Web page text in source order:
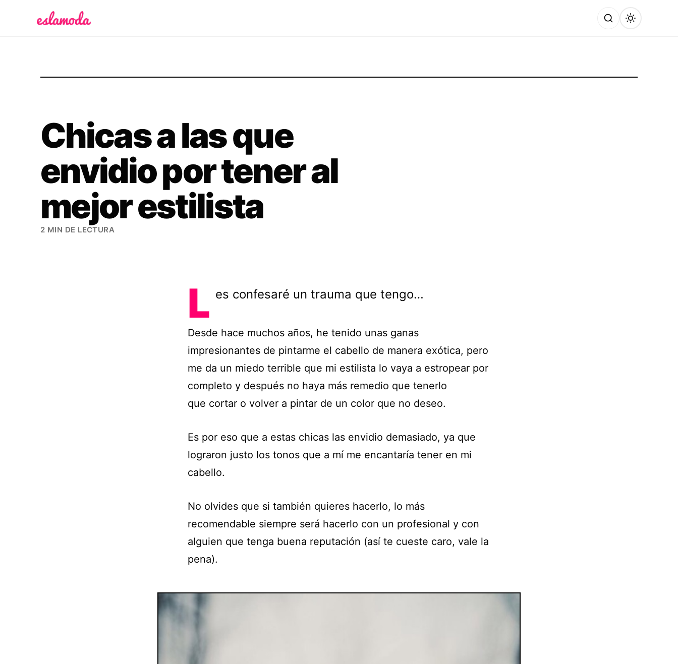
Chicas a las que
envidio por tener al
mejor estilista
2 MIN DE LECTURA
L es confesaré un trauma que tengo…
Desde hace muchos años, he tenido unas ganas
impresionantes de pintarme el cabello de manera exótica, pero
me da un miedo terrible que mi estilista lo vaya a estropear por
completo y después no haya más remedio que tenerlo
que cortar o volver a pintar de un color que no deseo.
Es por eso que a estas chicas las envidio demasiado, ya que
lograron justo los tonos que a mí me encantaría tener en mi
cabello.
No olvides que si también quieres hacerlo, lo más
recomendable siempre será hacerlo con un profesional y con
alguien que tenga buena reputación (así te cueste caro, vale la
pena).